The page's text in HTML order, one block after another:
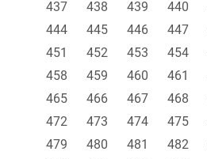
437
438 439 440
444
445 446 447
451
452 453 454
458
459 460 461
465
466 467 468
472
473 474 475
479
480 481 482